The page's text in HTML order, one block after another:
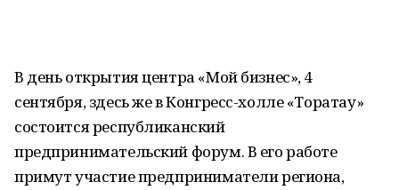
В день открытия центра «Мой бизнес», 4
сентября, здесь же в Конгресс-холле «Торатау»
состоится республиканский
предпринимательский форум. В его работе
примут участие предприниматели региона,